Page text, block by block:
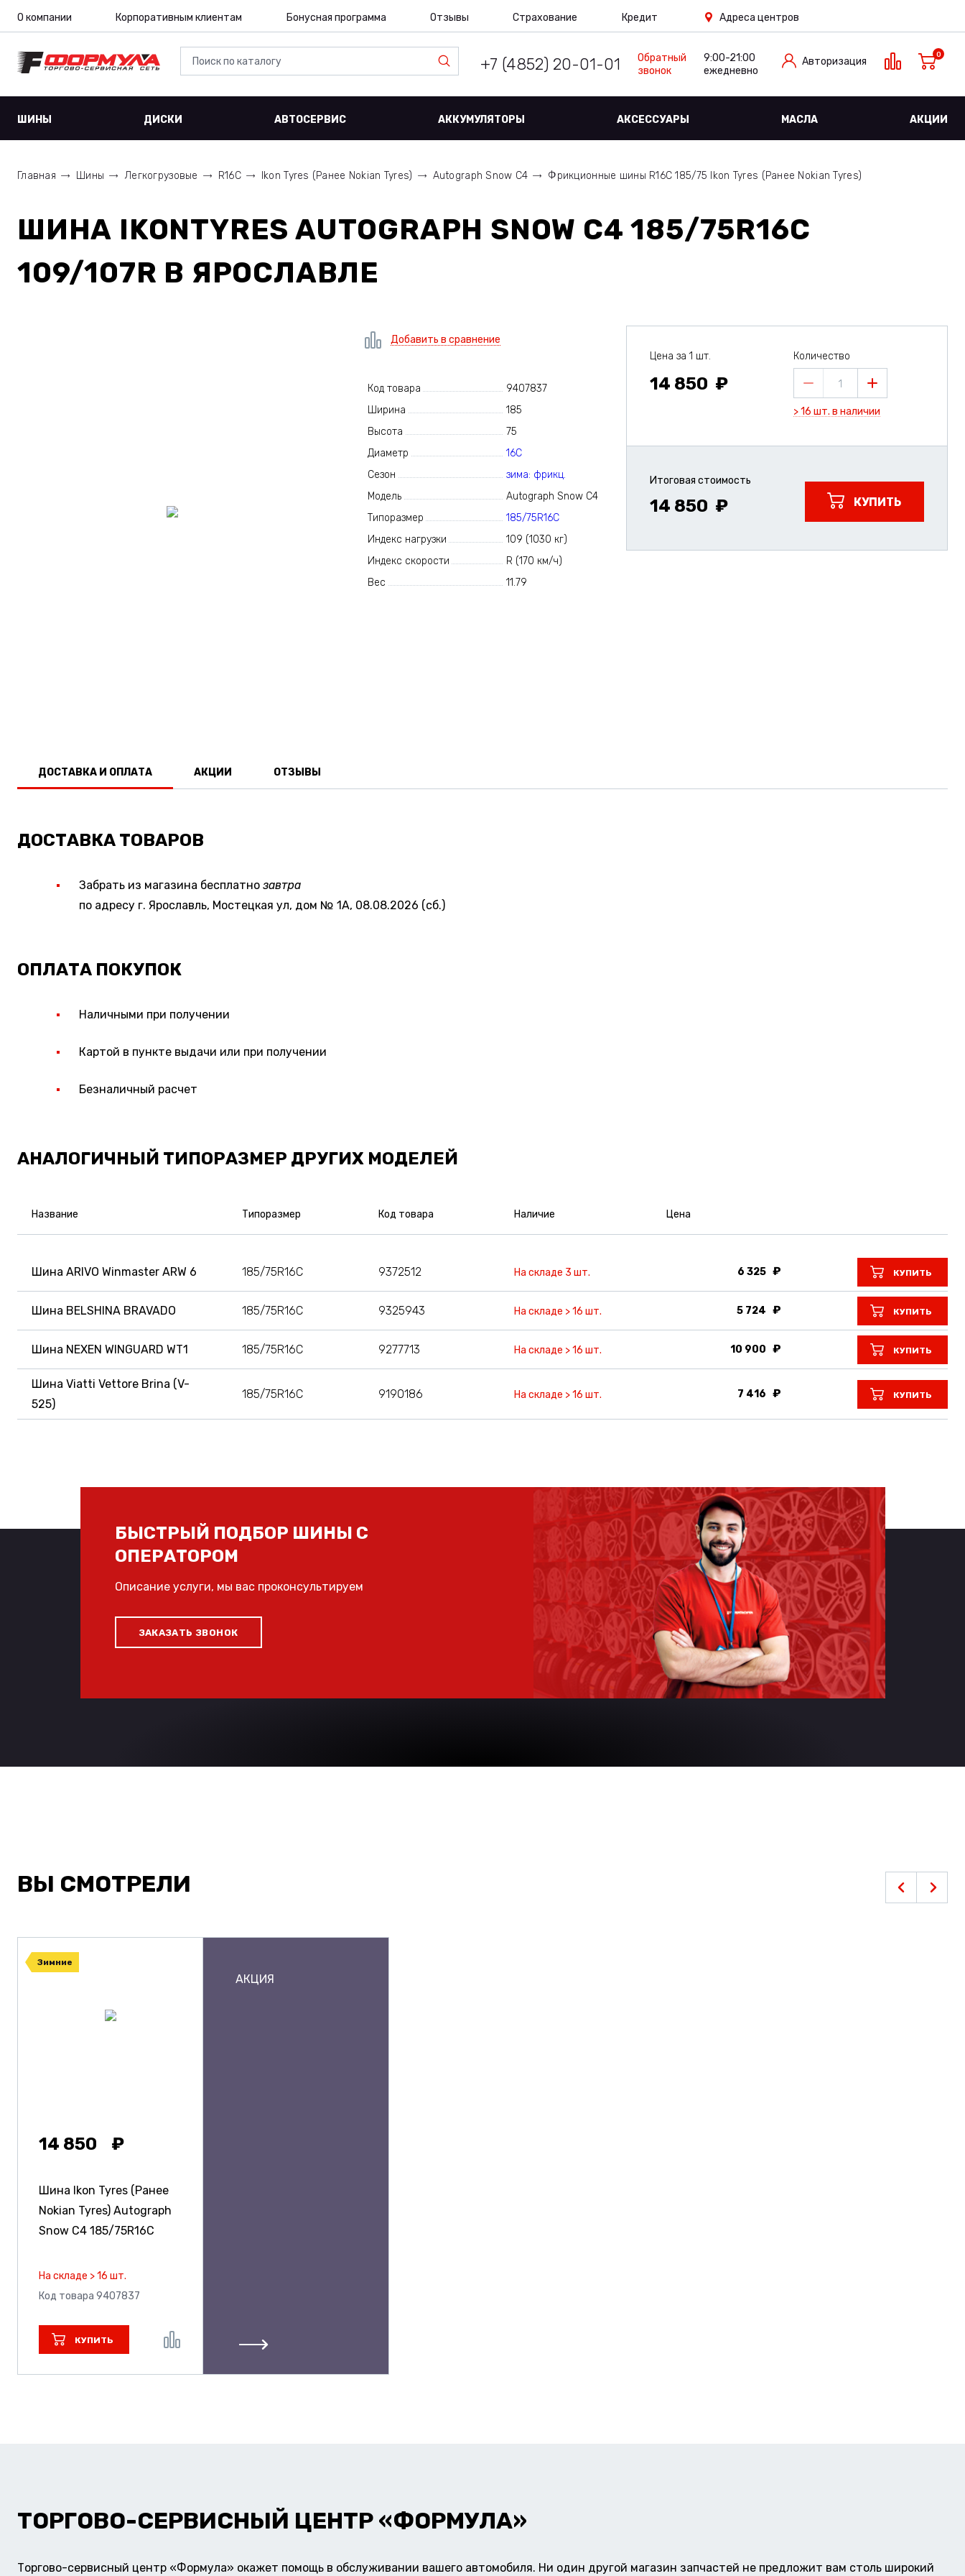
О компании Корпоративным клиентам Бонусная программа Отзывы Страхование Кредит Адреса центров
+7 (4852) 20-01-01
Обратный
звонок
9:00-21:00
ежедневно
Авторизация
0
ШИНЫ ДИСКИ АВТОСЕРВИС АККУМУЛЯТОРЫ АКСЕССУАРЫ МАСЛА АКЦИИ
Главная Шины Легкогрузовые R16C Ikon Tyres (Ранее Nokian Tyres) Autograph Snow C4 Фрикционные шины R16C 185/75 Ikon Tyres (Ранее Nokian Tyres)
ШИНА IKONTYRES AUTOGRAPH SNOW C4 185/75R16C
109/107R В ЯРОСЛАВЛЕ
Добавить в сравнение
Код товара
9407837
Ширина
185
Высота
75
Диаметр
16C
Сезон
зима: фрикц.
Модель
Autograph Snow C4
Типоразмер
185/75R16C
Индекс нагрузки
109 (1030 кг)
Индекс скорости
R (170 км/ч)
Вес
11.79
Цена за 1 шт.
14 850
Количество
1
> 16 шт. в наличии
Итоговая стоимость
14 850 КУПИТЬ
ДОСТАВКА И ОПЛАТА АКЦИИ ОТЗЫВЫ
ДОСТАВКА ТОВАРОВ
Забрать из магазина бесплатно завтра
по адресу г. Ярославль, Мостецкая ул, дом № 1А, 08.08.2026 (сб.)
ОПЛАТА ПОКУПОК
Наличными при получении
Картой в пункте выдачи или при получении
Безналичный расчет
АНАЛОГИЧНЫЙ ТИПОРАЗМЕР ДРУГИХ МОДЕЛЕЙ
Название Типоразмер Код товара Наличие Цена
Шина ARIVO Winmaster ARW 6 185/75R16C 9372512 На складе 3 шт. 6 325 КУПИТЬ
Шина BELSHINA BRAVADO 185/75R16C 9325943 На складе > 16 шт. 5 724 КУПИТЬ
Шина NEXEN WINGUARD WT1 185/75R16C 9277713 На складе > 16 шт. 10 900 КУПИТЬ
Шина Viatti Vettore Brina (V-
525)
185/75R16C 9190186 На складе > 16 шт. 7 416 КУПИТЬ
БЫСТРЫЙ ПОДБОР ШИНЫ С
ОПЕРАТОРОМ
Описание услуги, мы вас проконсультируем
ЗАКАЗАТЬ ЗВОНОК
ВЫ СМОТРЕЛИ
Зимние
14 850
Шина Ikon Tyres (Ранее
Nokian Tyres) Autograph
Snow C4 185/75R16C
На складе > 16 шт.
Код товара 9407837
КУПИТЬ
АКЦИЯ
ТОРГОВО-СЕРВИСНЫЙ ЦЕНТР «ФОРМУЛА»
Торгово-сервисный центр «Формула» окажет помощь в обслуживании вашего автомобиля. Ни один другой магазин запчастей не предложит вам столь широкий